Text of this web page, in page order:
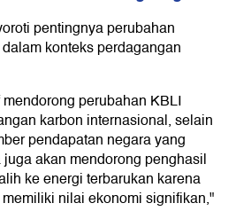
pentingnya perubahan
konteks perdagangan
perubahan KBLI
karbon internasional, selain
pendapatan negara yang
akan mendorong penghasil
ke energi terbarukan karena
nilai ekonomi signifikan,"